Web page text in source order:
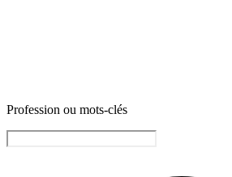
Profession ou mots-clés